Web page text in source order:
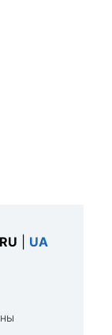
RU UA